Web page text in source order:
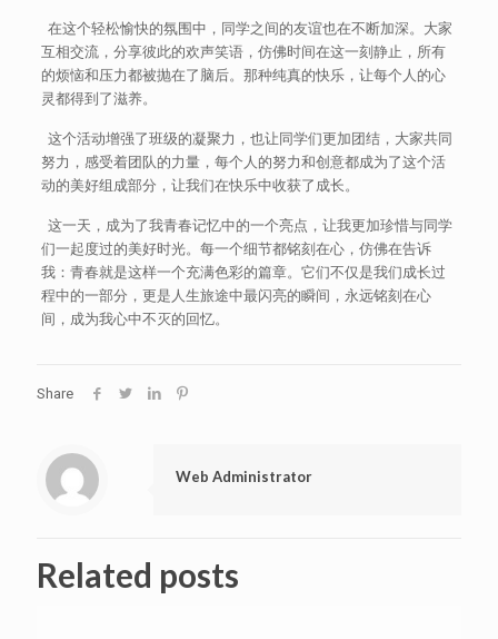
在这个轻松愉快的氛围中，同学之间的友谊也在不断加深。大家
互相交流，分享彼此的欢声笑语，仿佛时间在这一刻静止，所有
的烦恼和压力都被抛在了脑后。那种纯真的快乐，让每个人的心
灵都得到了滋养。
这个活动增强了班级的凝聚力，也让同学们更加团结，大家共同
努力，感受着团队的力量，每个人的努力和创意都成为了这个活
动的美好组成部分，让我们在快乐中收获了成长。
这一天，成为了我青春记忆中的一个亮点，让我更加珍惜与同学
们一起度过的美好时光。每一个细节都铭刻在心，仿佛在告诉
我：青春就是这样一个充满色彩的篇章。它们不仅是我们成长过
程中的一部分，更是人生旅途中最闪亮的瞬间，永远铭刻在心
间，成为我心中不灭的回忆。
Share
Web Administrator
Related posts